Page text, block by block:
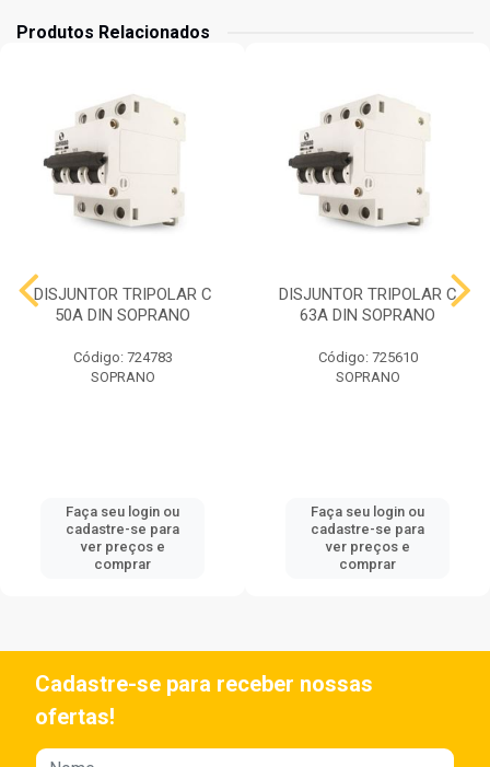
Produtos Relacionados
DISJUNTOR TRIPOLAR C
50A DIN SOPRANO
Código: 724783
SOPRANO
Faça seu login ou
cadastre-se para
ver preços e
comprar
DISJUNTOR TRIPOLAR C
63A DIN SOPRANO
Código: 725610
SOPRANO
Faça seu login ou
cadastre-se para
ver preços e
comprar
Cadastre-se para receber nossas
ofertas!